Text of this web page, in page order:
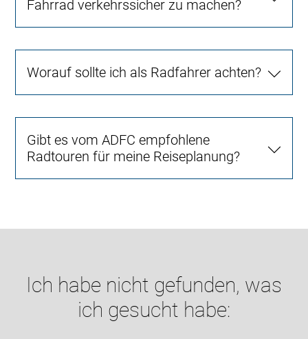
Fahrrad verkehrssicher zu machen?
Worauf sollte ich als Radfahrer achten?
Gibt es vom ADFC empfohlene
Radtouren für meine Reiseplanung?
Ich habe nicht gefunden, was
ich gesucht habe: